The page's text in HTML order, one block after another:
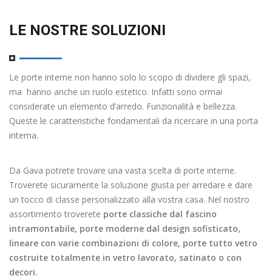
LE NOSTRE SOLUZIONI
Le porte interne non hanno solo lo scopo di dividere gli spazi,
ma hanno anche un ruolo estetico. Infatti sono ormai
considerate un elemento d’arredo. Funzionalità e bellezza.
Queste le caratteristiche fondamentali da ricercare in una porta
interna.
Da Gava potrete trovare una vasta scelta di porte interne.
Troverete sicuramente la soluzione giusta per arredare e dare
un tocco di classe personalizzato alla vostra casa. Nel nostro
assortimento troverete porte classiche dal fascino
intramontabile, porte moderne dal design sofisticato,
lineare con varie combinazioni di colore, porte tutto vetro
costruite totalmente in vetro lavorato, satinato o con
decori.